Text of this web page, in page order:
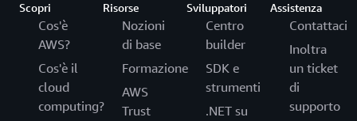
Scopri
Cos'è
AWS?
Cos'è il
cloud
computing?
Risorse
Nozioni
di base
Formazione
AWS
Trust
Sviluppatori
Centro
builder
SDK e
strumenti
.NET su
Assistenza
Contattaci
Inoltra
un ticket
di
supporto